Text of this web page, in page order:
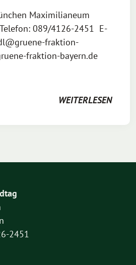
Maximilianeum
089/4126-2451 E-
fraktion-
fraktion-bayern.de
WEITERLESEN
2451